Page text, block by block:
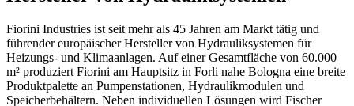
Fiorini Industries ist seit mehr als 45 Jahren am Markt tätig und
führender europäischer Hersteller von Hydrauliksystemen für
Heizungs- und Klimaanlagen. Auf einer Gesamtfläche von 60.000
m² produziert Fiorini am Hauptsitz in Forli nahe Bologna eine breite
Produktpalette an Pumpenstationen, Hydraulikmodulen und
Speicherbehältern. Neben individuellen Lösungen wird Fischer